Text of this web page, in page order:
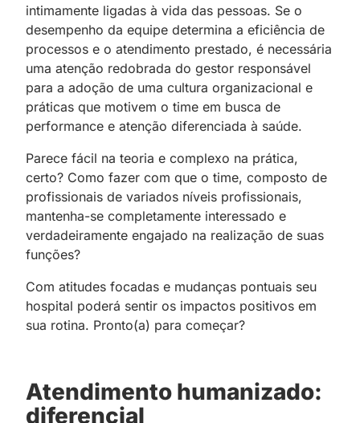
intimamente ligadas à vida das pessoas. Se o
desempenho da equipe determina a eficiência de
processos e o atendimento prestado, é necessária
uma atenção redobrada do gestor responsável
para a adoção de uma cultura organizacional e
práticas que motivem o time em busca de
performance e atenção diferenciada à saúde.
Parece fácil na teoria e complexo na prática,
certo? Como fazer com que o time, composto de
profissionais de variados níveis profissionais,
mantenha-se completamente interessado e
verdadeiramente engajado na realização de suas
funções?
Com atitudes focadas e mudanças pontuais seu
hospital poderá sentir os impactos positivos em
sua rotina. Pronto(a) para começar?
Atendimento humanizado:
diferencial